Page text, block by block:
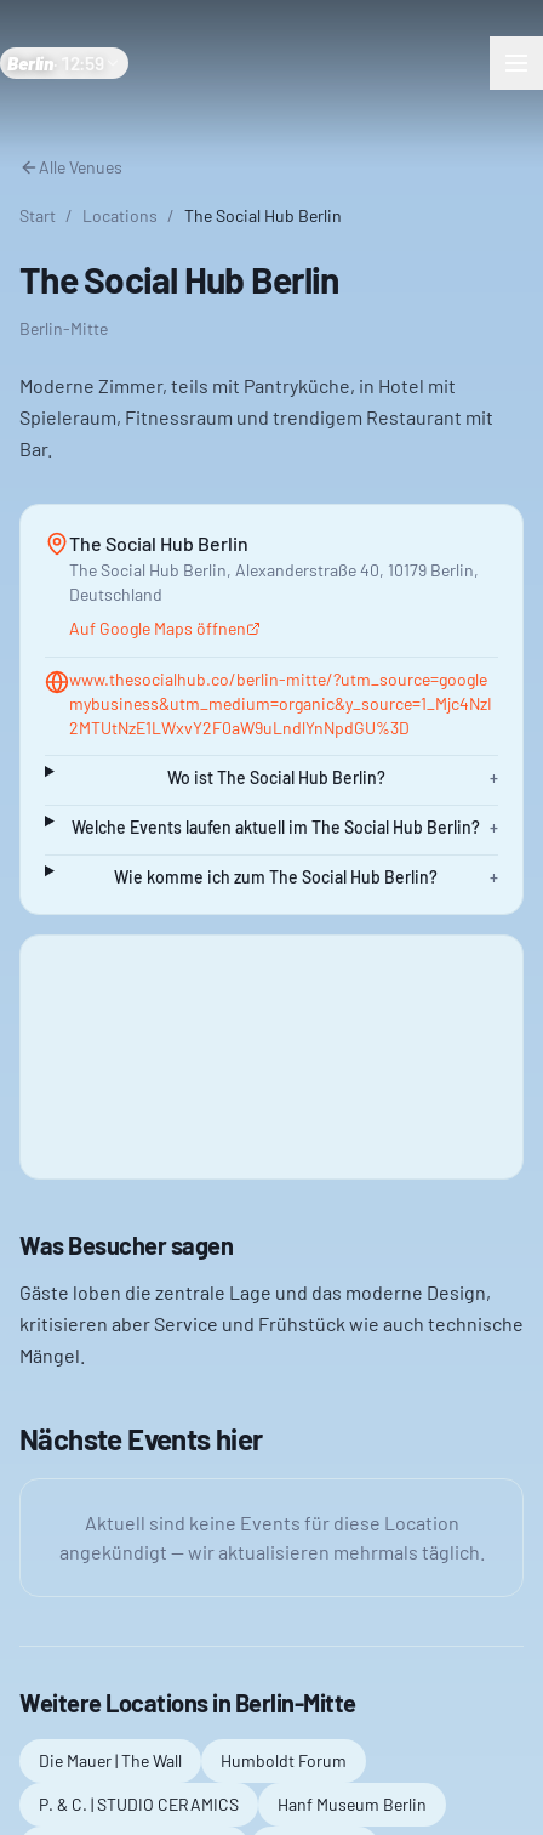
Berlin 12:59
Alle Venues
Start / Locations / The Social Hub Berlin
The Social Hub Berlin
Berlin-Mitte
Moderne Zimmer, teils mit Pantryküche, in Hotel mit
Spieleraum, Fitnessraum und trendigem Restaurant mit
Bar.
The Social Hub Berlin
The Social Hub Berlin, Alexanderstraße 40, 10179 Berlin,
Deutschland
Auf Google Maps öffnen
www.thesocialhub.co/berlin-mitte/?utm_source=google
mybusiness&utm_medium=organic&y_source=1_Mjc4NzI
2MTUtNzE1LWxvY2F0aW9uLndlYnNpdGU%3D
Wo ist The Social Hub Berlin? +
Welche Events laufen aktuell im The Social Hub Berlin? +
Wie komme ich zum The Social Hub Berlin? +
Was Besucher sagen
Gäste loben die zentrale Lage und das moderne Design,
kritisieren aber Service und Frühstück wie auch technische
Mängel.
Nächste Events hier
Aktuell sind keine Events für diese Location
angekündigt — wir aktualisieren mehrmals täglich.
Weitere Locations in Berlin-Mitte
Die Mauer | The Wall Humboldt Forum
P. & C. | STUDIO CERAMICS Hanf Museum Berlin